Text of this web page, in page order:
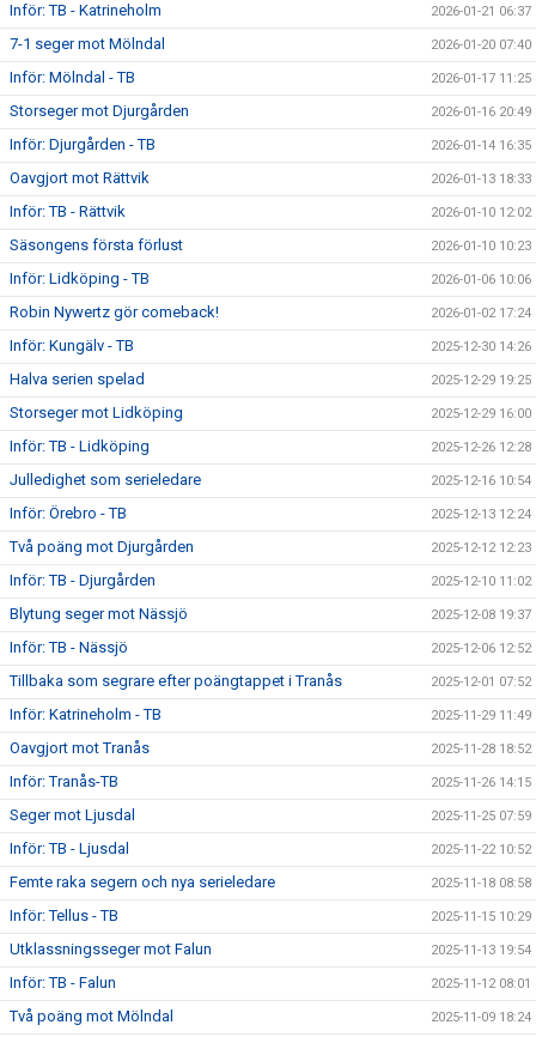
Inför: TB - Katrineholm 2026-01-21 06:37
7-1 seger mot Mölndal 2026-01-20 07:40
Inför: Mölndal - TB 2026-01-17 11:25
Storseger mot Djurgården 2026-01-16 20:49
Inför: Djurgården - TB 2026-01-14 16:35
Oavgjort mot Rättvik 2026-01-13 18:33
Inför: TB - Rättvik 2026-01-10 12:02
Säsongens första förlust 2026-01-10 10:23
Inför: Lidköping - TB 2026-01-06 10:06
Robin Nywertz gör comeback! 2026-01-02 17:24
Inför: Kungälv - TB 2025-12-30 14:26
Halva serien spelad 2025-12-29 19:25
Storseger mot Lidköping 2025-12-29 16:00
Inför: TB - Lidköping 2025-12-26 12:28
Julledighet som serieledare 2025-12-16 10:54
Inför: Örebro - TB 2025-12-13 12:24
Två poäng mot Djurgården 2025-12-12 12:23
Inför: TB - Djurgården 2025-12-10 11:02
Blytung seger mot Nässjö 2025-12-08 19:37
Inför: TB - Nässjö 2025-12-06 12:52
Tillbaka som segrare efter poängtappet i Tranås 2025-12-01 07:52
Inför: Katrineholm - TB 2025-11-29 11:49
Oavgjort mot Tranås 2025-11-28 18:52
Inför: Tranås-TB 2025-11-26 14:15
Seger mot Ljusdal 2025-11-25 07:59
Inför: TB - Ljusdal 2025-11-22 10:52
Femte raka segern och nya serieledare 2025-11-18 08:58
Inför: Tellus - TB 2025-11-15 10:29
Utklassningsseger mot Falun 2025-11-13 19:54
Inför: TB - Falun 2025-11-12 08:01
Två poäng mot Mölndal 2025-11-09 18:24